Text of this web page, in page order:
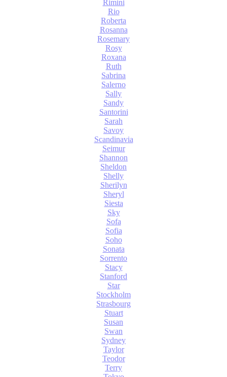
Rimini
Rio
Roberta
Rosanna
Rosemary
Rosy
Roxana
Ruth
Sabrina
Salerno
Sally
Sandy
Santorini
Sarah
Savoy
Scandinavia
Seimur
Shannon
Sheldon
Shelly
Sherilyn
Sheryl
Siesta
Sky
Sofa
Sofia
Soho
Sonata
Sorrento
Stacy
Stanford
Star
Stockholm
Strasbourg
Stuart
Susan
Swan
Sydney
Taylor
Teodor
Terry